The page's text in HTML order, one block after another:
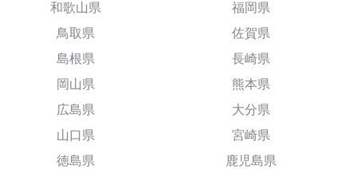
和歌山県
鳥取県
島根県
岡山県
広島県
山口県
徳島県
福岡県
佐賀県
長崎県
熊本県
大分県
宮崎県
鹿児島県